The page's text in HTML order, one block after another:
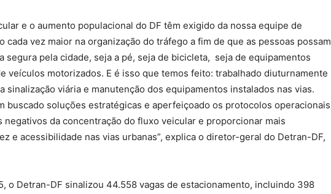
e o aumento populacional do DF têm exigido da nossa equipe de
cada vez maior na organização do tráfego a fim de que as pessoas possam
segura pela cidade, seja a pé, seja de bicicleta, seja de equipamentos
veículos motorizados. E é isso que temos feito: trabalhado diuturnamente
sinalização viária e manutenção dos equipamentos instalados nas vias.
buscado soluções estratégicas e aperfeiçoado os protocolos operacionais
negativos da concentração do fluxo veicular e proporcionar mais
e acessibilidade nas vias urbanas”, explica o diretor-geral do Detran-DF,
o Detran-DF sinalizou 44.558 vagas de estacionamento, incluindo 398